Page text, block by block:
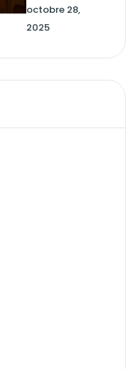
octobre 28,
2025